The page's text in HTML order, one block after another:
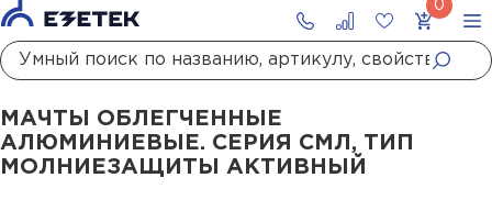
ГлавнаяКаталог Стержневые молниеотводы и мачты
МАЧТЫ ОБЛЕГЧЕННЫЕ
АЛЮМИНИЕВЫЕ. СЕРИЯ СМЛ, ТИП
МОЛНИЕЗАЩИТЫ АКТИВНЫЙ